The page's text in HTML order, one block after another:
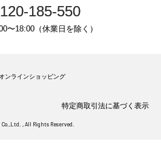
185-550
〜18:00（休業日を除く）
ンラインショッピング
特定商取引法に基づく表示
, All Rights Reserved.